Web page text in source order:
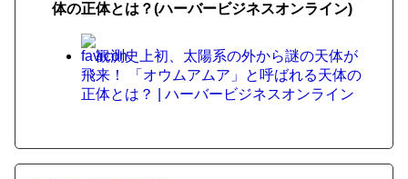
体の正体とは？(ハーバービジネスオンライン)
観測史上初、太陽系の外から謎の天体が
飛来！ 「オウムアムア」と呼ばれる天体の
正体とは？ | ハーバービジネスオンライン